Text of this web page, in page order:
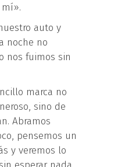
auto y
noche no
nos fuimos sin
marca no
sino de
Abramos
pensemos un
y veremos lo